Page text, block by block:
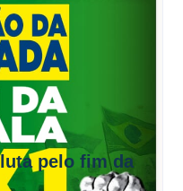
pelo fim da